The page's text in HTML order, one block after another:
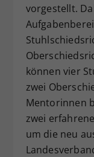
vorgestellt.
können vier
zwei
Mentorinnen
zwei
um die neu